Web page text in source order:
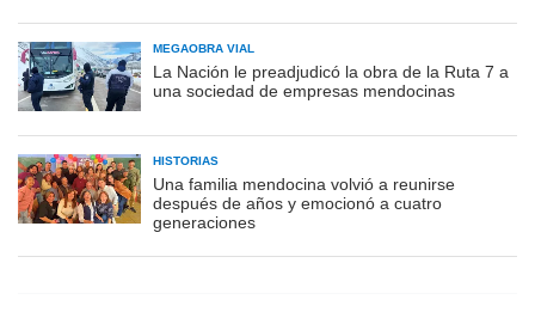
MEGAOBRA VIAL
La Nación le preadjudicó la obra de la Ruta 7 a
una sociedad de empresas mendocinas
HISTORIAS
Una familia mendocina volvió a reunirse
después de años y emocionó a cuatro
generaciones